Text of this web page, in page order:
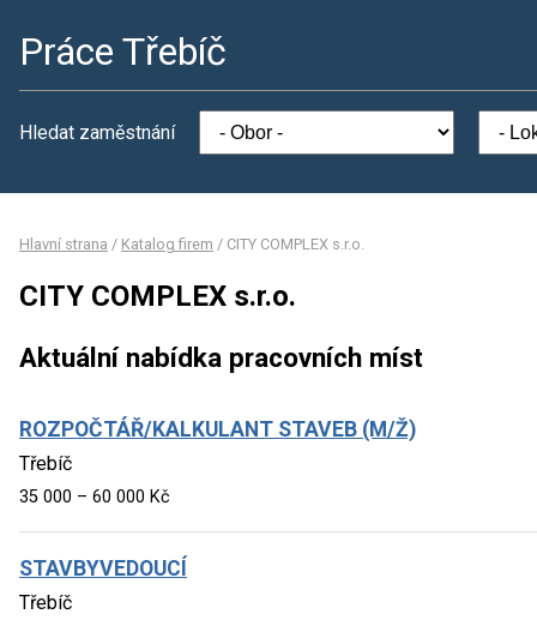
Práce Třebíč
Hledat zaměstnání
Hlavní strana / Katalog firem / CITY COMPLEX s.r.o.
CITY COMPLEX s.r.o.
Aktuální nabídka pracovních míst
ROZPOČTÁŘ/KALKULANT STAVEB (M/Ž)
Třebíč
35 000 – 60 000 Kč
STAVBYVEDOUCÍ
Třebíč